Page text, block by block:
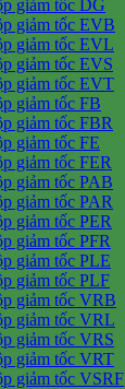
giảm tốc DG
giảm tốc EVB
giảm tốc EVL
giảm tốc EVS
giảm tốc EVT
giảm tốc FB
giảm tốc FBR
giảm tốc FE
giảm tốc FER
giảm tốc PAB
giảm tốc PAR
giảm tốc PER
giảm tốc PFR
giảm tốc PLE
giảm tốc PLF
giảm tốc VRB
giảm tốc VRL
giảm tốc VRS
giảm tốc VRT
giảm tốc VSRF